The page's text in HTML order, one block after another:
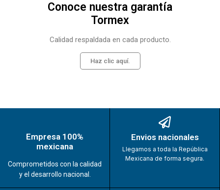
Conoce nuestra garantía
Tormex
Calidad respaldada en cada producto.
Haz clic aquí.
Empresa 100%
mexicana
Comprometidos con la calidad
y el desarrollo nacional.
Envios nacionales
Llegamos a toda la República
Mexicana de forma segura.